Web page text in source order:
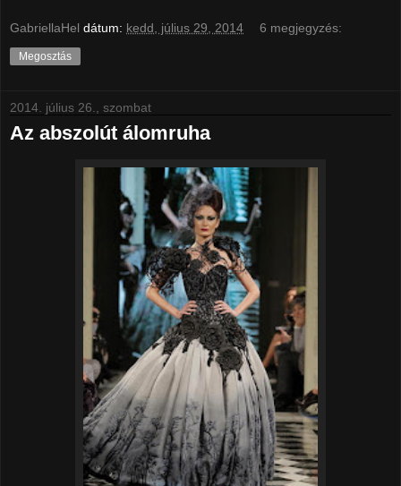
GabriellaHel dátum: kedd, július 29, 2014 6 megjegyzés:
Megosztás
2014. július 26., szombat
Az abszolút álomruha